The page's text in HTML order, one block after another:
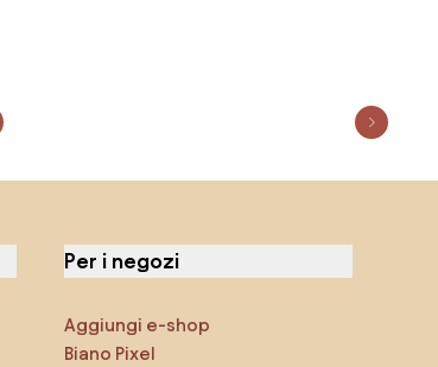
Per i negozi
Aggiungi e-shop
Biano Pixel